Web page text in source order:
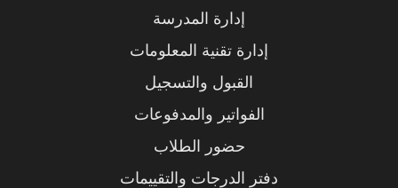
إدارة المدرسة
إدارة تقنية المعلومات
القبول والتسجيل
الفواتير والمدفوعات
حضور الطلاب
دفتر الدرجات والتقييمات